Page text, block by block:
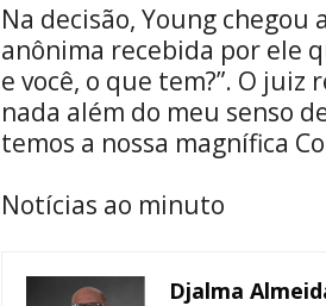
Na decisão, Young
anônima recebida por ele
e você, o que tem?”. O juiz
nada além do meu senso
temos a nossa magnífica
Notícias ao minuto
Djalma